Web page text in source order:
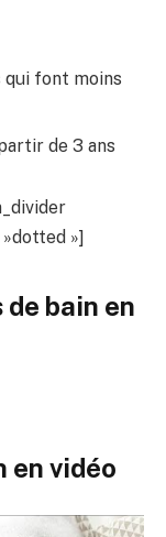
font moins
de 3 ans
»]
de bain en
en vidéo